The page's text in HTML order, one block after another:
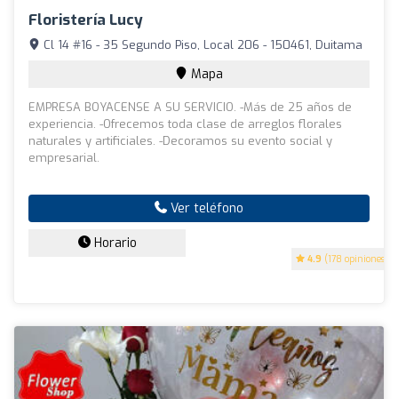
Floristería Lucy
4.9 (178 opiniones)
Cl 14 #16 - 35 Segundo Piso, Local 206 - 150461, Duitama
Mapa
EMPRESA BOYACENSE A SU SERVICIO. -Más de 25 años de
experiencia. -Ofrecemos toda clase de arreglos florales
naturales y artificiales. -Decoramos su evento social y
empresarial.
Ver teléfono
Horario